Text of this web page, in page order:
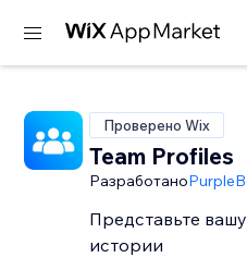
Проверено Wix
Team Profiles
Разработано
Представьте
истории